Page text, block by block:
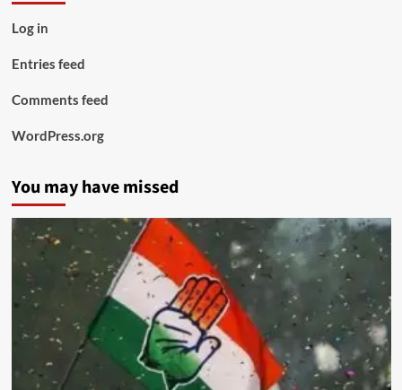
Log in
Entries feed
Comments feed
WordPress.org
You may have missed